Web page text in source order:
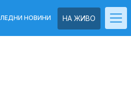
НА ЖИВО
НОВИНИ